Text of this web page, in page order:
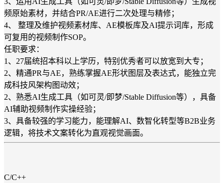
频原始素材，并结合PR/AE进行二次处理与精修；
4、 整理及维护视频素材库、AE模板库及AI提示词库，形成
可复用的视频制作SOP。
任职要求：
1、27届统招本科以上学历，特别优秀者可以放宽到大专；
2、精通PR与AE，熟练掌握AE形状图层及表达式，能独立完
成科技风架构图动效；
2、熟悉AI生成工具（如可灵/即梦/Stable Diffusion等），具备
AI辅助视频制作实操经验；
3、具备较强的学习能力，能理解AI、数智化转型等B2B业务
逻辑，将技术文案转化为直观视觉画面。
C/C++